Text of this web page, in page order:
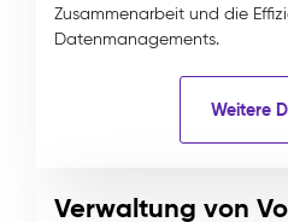
Zusammenarbeit und die
Datenmanagements.
Weitere
Verwaltung von